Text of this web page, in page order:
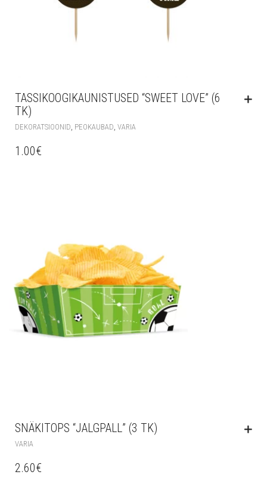
TASSIKOOGIKAUNISTUSED “SWEET LOVE” (6
TK)
DEKORATSIOONID, PEOKAUBAD, VARIA
1.00€
SNÄKITOPS “JALGPALL” (3 TK)
VARIA
2.60€